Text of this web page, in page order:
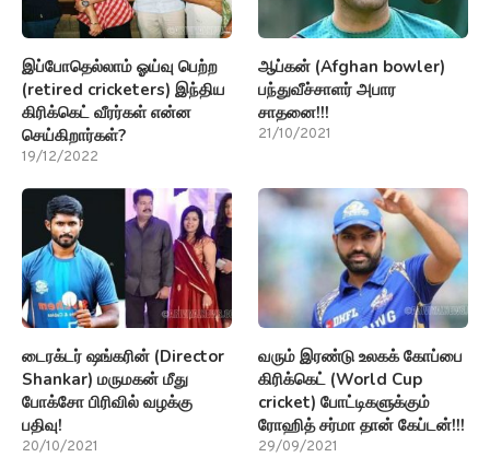
இப்போதெல்லாம் ஓய்வு பெற்ற
(retired cricketers) இந்திய
கிரிக்கெட் வீரர்கள் என்ன
செய்கிறார்கள்?
19/12/2022
ஆப்கன் (Afghan bowler)
பந்துவீச்சாளர் அபார
சாதனை!!!
21/10/2021
டைரக்டர் ஷங்கரின் (Director
Shankar) மருமகன் மீது
போக்சோ பிரிவில் வழக்கு
பதிவு!
20/10/2021
வரும் இரண்டு உலகக் கோப்பை
கிரிக்கெட் (World Cup
cricket) போட்டிகளுக்கும்
ரோஹித் சர்மா தான் கேப்டன்!!!
29/09/2021